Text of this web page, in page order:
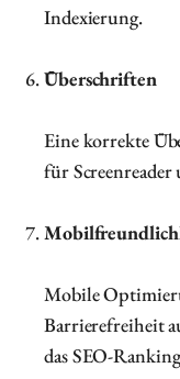
Indexierung.
Überschriften
Eine korrekte
für
Mobile
Barrierefreiheit
das SEO-